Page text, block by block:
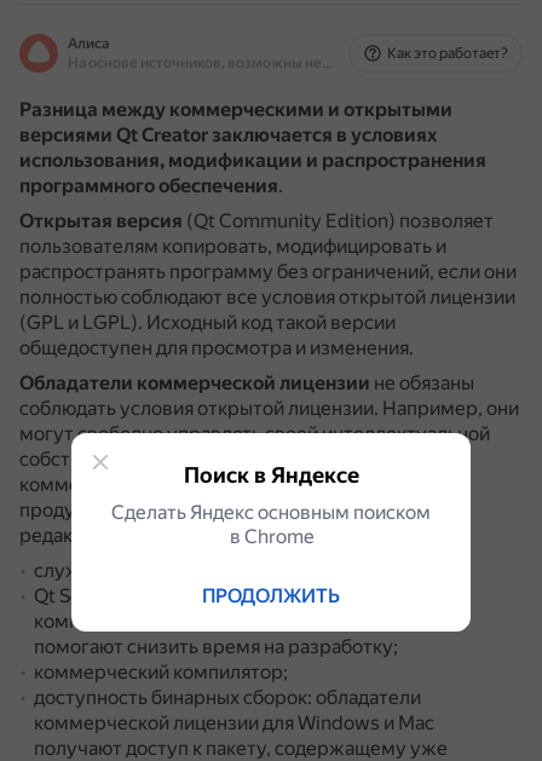
Алиса
На основе источников, возможны неточности
Как это работает?
Разница между коммерческими и открытыми
версиями Qt Creator заключается в условиях
использования, модификации и распространения
программного обеспечения.
Открытая версия (Qt Community Edition) позволяет
пользователям копировать, модифицировать и
распространять программу без ограничений, если они
полностью соблюдают все условия открытой лицензии
(GPL и LGPL). Исходный код такой версии
общедоступен для просмотра и изменения.
Обладатели коммерческой лицензии не обязаны
соблюдать условия открытой лицензии. Например, они
могут свободно управлять своей интеллектуальной
собственностью.
коммерческой лицензии имеют доступ к таким
продуктам и услугам, которых нет в открытой
редакции:
служба поддержки от Trolltech;
Qt Solutions, которые предоставляют новые
компоненты и утилиты для использования с Qt и
помогают снизить время на разработку;
коммерческий компилятор;
доступность бинарных сборок: обладатели
коммерческой лицензии для Windows и Mac
получают доступ к пакету, содержащему уже
Поиск в Яндексе
Сделать Яндекс основным поиском
в Сhrome
ПРОДОЛЖИТЬ